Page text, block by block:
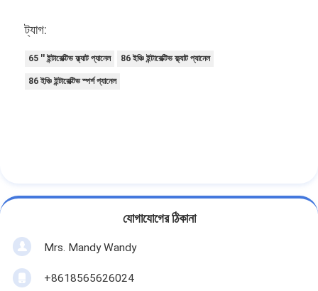
ট্যাগ:
65 '' ইন্টারেক্টিভ ফ্ল্যাট প্যানেল 86 ইঞ্চি ইন্টারেক্টিভ ফ্ল্যাট প্যানেল
86 ইঞ্চি ইন্টারেক্টিভ স্পর্শ প্যানেল
যোগাযোগের ঠিকানা
Mrs. Mandy Wandy
+8618565626024